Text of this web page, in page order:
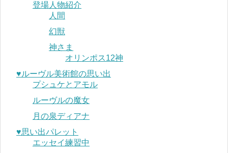
登場人物紹介
人間
幻獣
神さま
オリンポス12神
♥︎ルーヴル美術館の思い出
プシュケとアモル
ルーヴルの魔女
月の泉ディアナ
♥︎思い出パレット
エッセイ練習中